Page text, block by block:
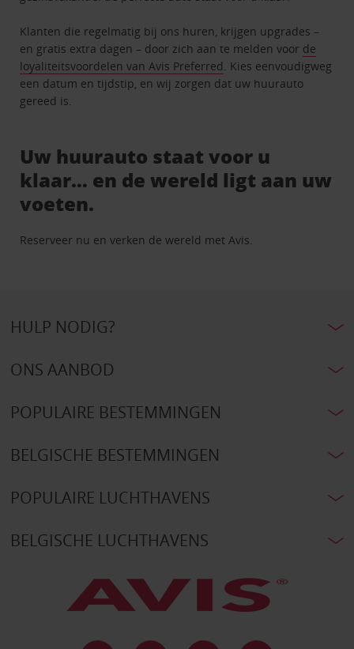
Klanten die regelmatig bij ons huren, krijgen upgrades –
en gratis extra dagen – door zich aan te melden voor de
loyaliteitsvoordelen van Avis Preferred. Kies eenvoudigweg
een datum en tijdstip, en wij zorgen dat uw huurauto
gereed is.
Uw huurauto staat voor u
klaar… en de wereld ligt aan uw
voeten.
Reserveer nu en verken de wereld met Avis.
HULP NODIG?
ONS AANBOD
POPULAIRE BESTEMMINGEN
BELGISCHE BESTEMMINGEN
POPULAIRE LUCHTHAVENS
BELGISCHE LUCHTHAVENS